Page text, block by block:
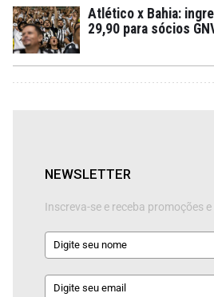
Atlético x Bahia:
29,90 para sócios
NEWSLETTER
Inscreva-se e receba promoções